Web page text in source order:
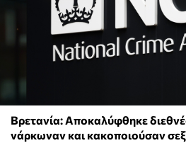
Βρετανία: Αποκαλύφθηκε
νάρκωναν και κακοποιούσαν